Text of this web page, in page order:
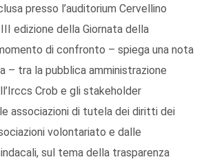
presso l’auditorium Cervellino
edizione della Giornata della
di confronto – spiega una nota
– tra la pubblica amministrazione
Crob e gli stakeholder
associazioni di tutela dei diritti dei
volontariato e dalle
sul tema della trasparenza